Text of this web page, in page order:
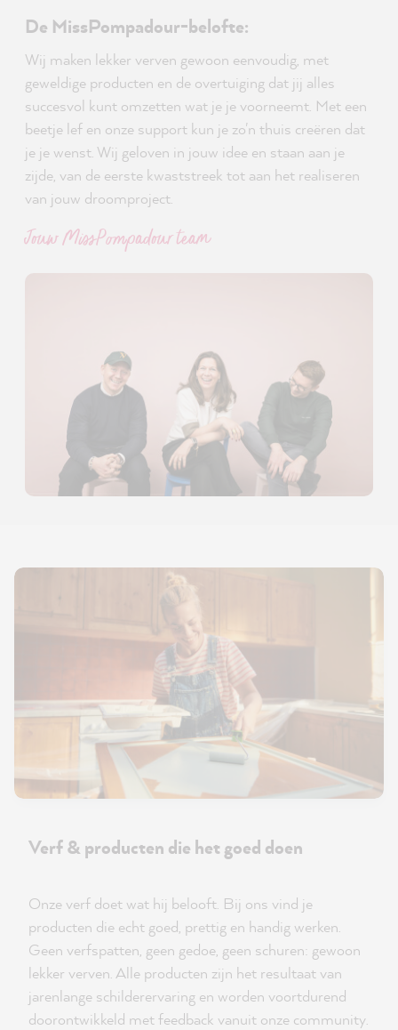
De MissPompadour-belofte:
Wij maken lekker verven gewoon eenvoudig, met
geweldige producten en de overtuiging dat jij alles
succesvol kunt omzetten wat je je voorneemt. Met een
beetje lef en onze support kun je zo'n thuis creëren dat
je je wenst. Wij geloven in jouw idee en staan aan je
zijde, van de eerste kwaststreek tot aan het realiseren
van jouw droomproject.
Jouw MissPompadour team
Verf & producten die het goed doen
Onze verf doet wat hij belooft. Bij ons vind je
producten die echt goed, prettig en handig werken.
Geen verfspatten, geen gedoe, geen schuren: gewoon
lekker verven. Alle producten zijn het resultaat van
jarenlange schilderervaring en worden voortdurend
doorontwikkeld met feedback vanuit onze community.